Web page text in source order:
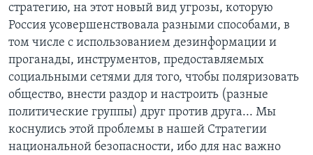
стратегию, на этот новый вид угрозы, которую
Россия усовершенствовала разными способами, в
том числе с использованием дезинформации и
проганады, инструментов, предоставляемых
социальными сетями для того, чтобы поляризовать
общество, внести раздор и настроить (разные
политические группы) друг против друга... Мы
коснулись этой проблемы в нашей Стратегии
национальной безопасности, ибо для нас важно